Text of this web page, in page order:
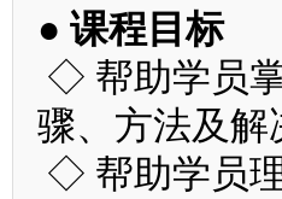
● 课程目标
◇ 帮助学员
骤、方法及解
◇ 帮助学员